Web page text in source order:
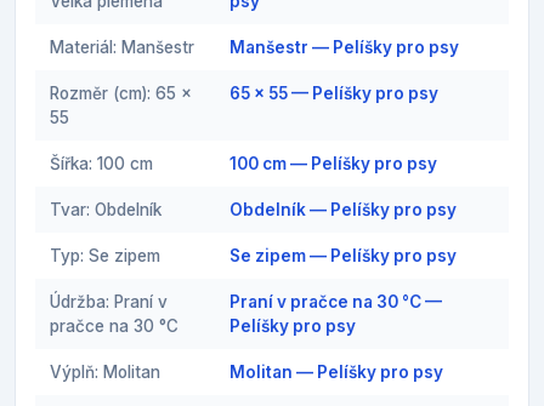
Materiál: Manšestr Manšestr — Pelíšky pro psy
Rozměr (cm): 65 x
55
65 x 55 — Pelíšky pro psy
Šířka: 100 cm 100 cm — Pelíšky pro psy
Tvar: Obdelník Obdelník — Pelíšky pro psy
Typ: Se zipem Se zipem — Pelíšky pro psy
Údržba: Praní v
pračce na 30 °C
Praní v pračce na 30 °C —
Pelíšky pro psy
Výplň: Molitan Molitan — Pelíšky pro psy